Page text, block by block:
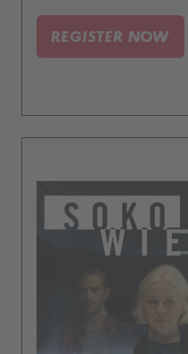
REGISTER NOW